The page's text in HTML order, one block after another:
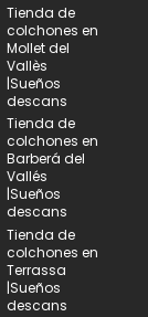
Tienda de
colchones en
Mollet del
Vallès
|Sueños
descans
Tienda de
colchones en
Barberá del
Vallés
|Sueños
descans
Tienda de
colchones en
Terrassa
|Sueños
descans